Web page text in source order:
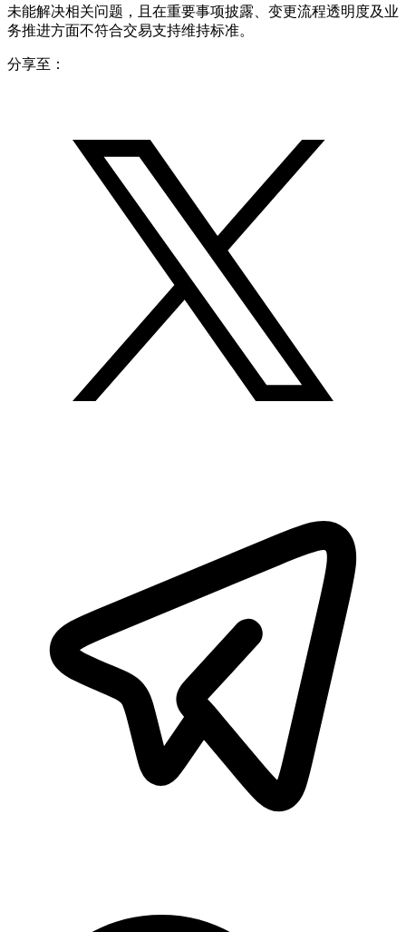
未能解决相关问题，且在重要事项披露、变更流程透明度及业
务推进方面不符合交易支持维持标准。
分享至：